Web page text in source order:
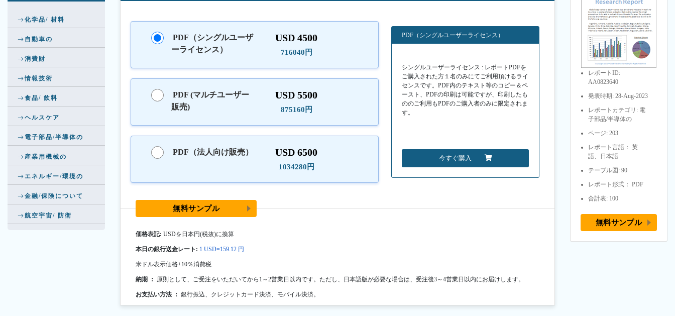
化学品/ 材料
自動車の
消費財
情報技術
食品/ 飲料
ヘルスケア
電子部品/半導体の
産業用機械の
エネルギー/環境の
金融/保険について
航空宇宙/ 防衛
PDF（シングルユーザ
ーライセンス）
USD 4500
716040円
PDF (マルチユーザー
販売)
USD 5500
875160円
PDF（法人向け販売） USD 6500
1034280円
PDF（シングルユーザーライセンス）
シングルユーザーライセンス : レポートPDFを
ご購入された方１名のみにてご利用頂けるライ
センスです。PDF内のテキスト等のコピー＆ペ
ースト、PDFの印刷は可能ですが、印刷したも
ののご利用もPDFのご購入者のみに限定されま
す。
今すぐ購入
無料サンプル
価格表記: USDを日本円(税抜)に換算
本日の銀行送金レート: 1 USD=159.12 円
米ドル表示価格+10％消費税.
納期 ： 原則として、ご受注をいただいてから1～2営業日以内です。ただし、日本語版が必要な場合は、受注後3～4営業日以内にお届けします。
お支払い方法 ： 銀行振込、クレジットカード決済、モバイル決済。
レポートID:
AA0823640
発表時期: 28-Aug-2023
レポートカテゴリ: 電
子部品/半導体の
ページ: 203
レポート言語： 英
語、日本語
テーブル図: 90
レポート形式： PDF
合計表: 100
無料サンプル